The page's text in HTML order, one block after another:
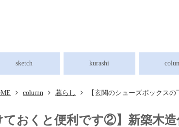
sketch kurashi
column 暮らし 【玄関のシューズボックス
ておくと便利です②】新築木